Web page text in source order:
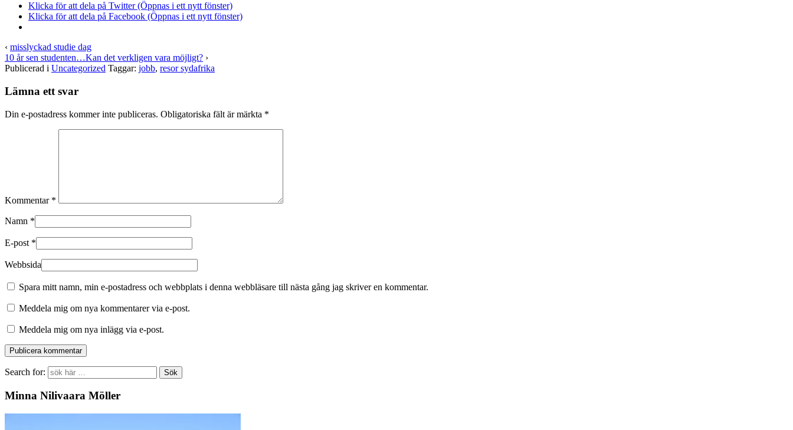
Klicka för att dela på Twitter (Öppnas i ett nytt fönster)
Klicka för att dela på Facebook (Öppnas i ett nytt fönster)
‹ misslyckad studie dag
10 år sen studenten…Kan det verkligen vara möjligt? ›
Publicerad i Uncategorized Taggar: jobb, resor sydafrika
Lämna ett svar
Din e-postadress kommer inte publiceras. Obligatoriska fält är märkta *
Kommentar *
Namn *
E-post *
Webbsida
Spara mitt namn, min e-postadress och webbplats i denna webbläsare till nästa gång jag skriver en kommentar.
Meddela mig om nya kommentarer via e-post.
Meddela mig om nya inlägg via e-post.
Search for:
Minna Nilivaara Möller